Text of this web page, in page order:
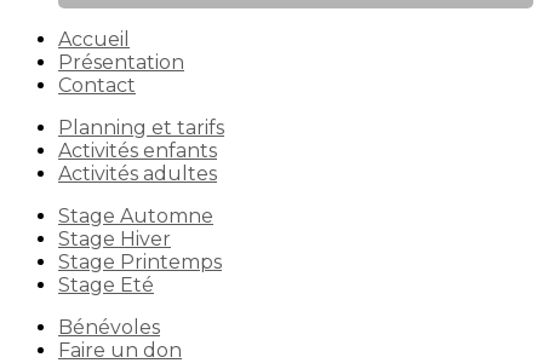
Accueil
Présentation
Contact
Planning et tarifs
Activités enfants
Activités adultes
Stage Automne
Stage Hiver
Stage Printemps
Stage Eté
Bénévoles
Faire un don